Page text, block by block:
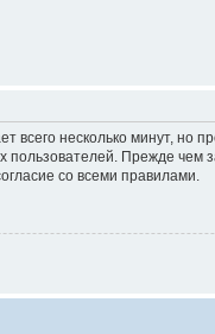
несколько минут,
Прежде чем
со всеми правилами.